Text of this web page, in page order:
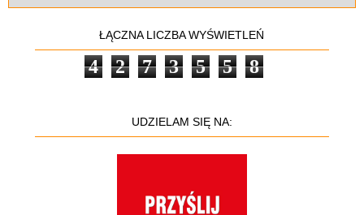
ŁĄCZNA LICZBA WYŚWIETLEŃ
4 2 7 3 5 5 8
UDZIELAM SIĘ NA: